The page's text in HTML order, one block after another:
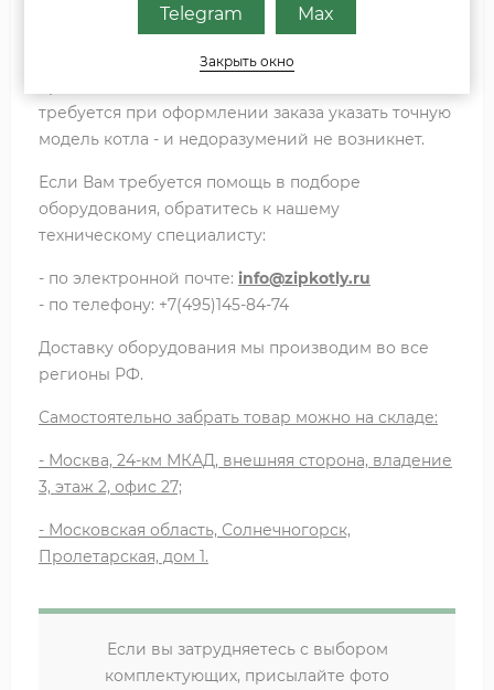
датчика на горячую воду.
Купить датчик температуры Viessmann мы
требуется при оформлении заказа указать точную
модель котла - и недоразумений не возникнет.
Если Вам требуется помощь в подборе
оборудования, обратитесь к нашему
техническому специалисту:
- по электронной почте: info@zipkotly.ru
- по телефону: +7(495)145-84-74
Доставку оборудования мы производим во все
регионы РФ.
Самостоятельно забрать товар можно на складе:
- Москва, 24-км МКАД, внешняя сторона, владение
3, этаж 2, офис 27;
- Московская область, Солнечногорск,
Пролетарская, дом 1.
Если вы затрудняетесь с выбором
комплектующих, присылайте фото
Telegram Max
Закрыть окно